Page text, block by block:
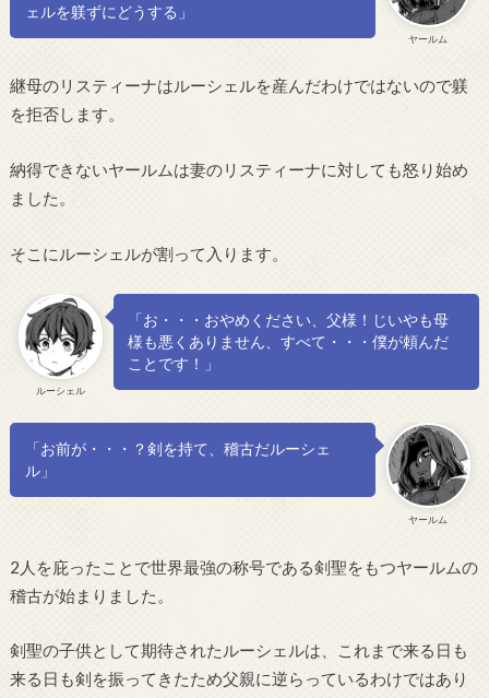
ヤールム
ェルを躾ずにどうする」
継母のリスティーナはルーシェルを産んだわけではないので躾
を拒否します。
納得できないヤールムは妻のリスティーナに対しても怒り始め
ました。
そこにルーシェルが割って入ります。
ルーシェル
「お・・・おやめください、父様！じいやも母
様も悪くありません、すべて・・・僕が頼んだ
ことです！」
ヤールム
「お前が・・・？剣を持て、稽古だルーシェ
ル」
2人を庇ったことで世界最強の称号である剣聖をもつヤールムの
稽古が始まりました。
剣聖の子供として期待されたルーシェルは、これまで来る日も
来る日も剣を振ってきたため父親に逆らっているわけではあり